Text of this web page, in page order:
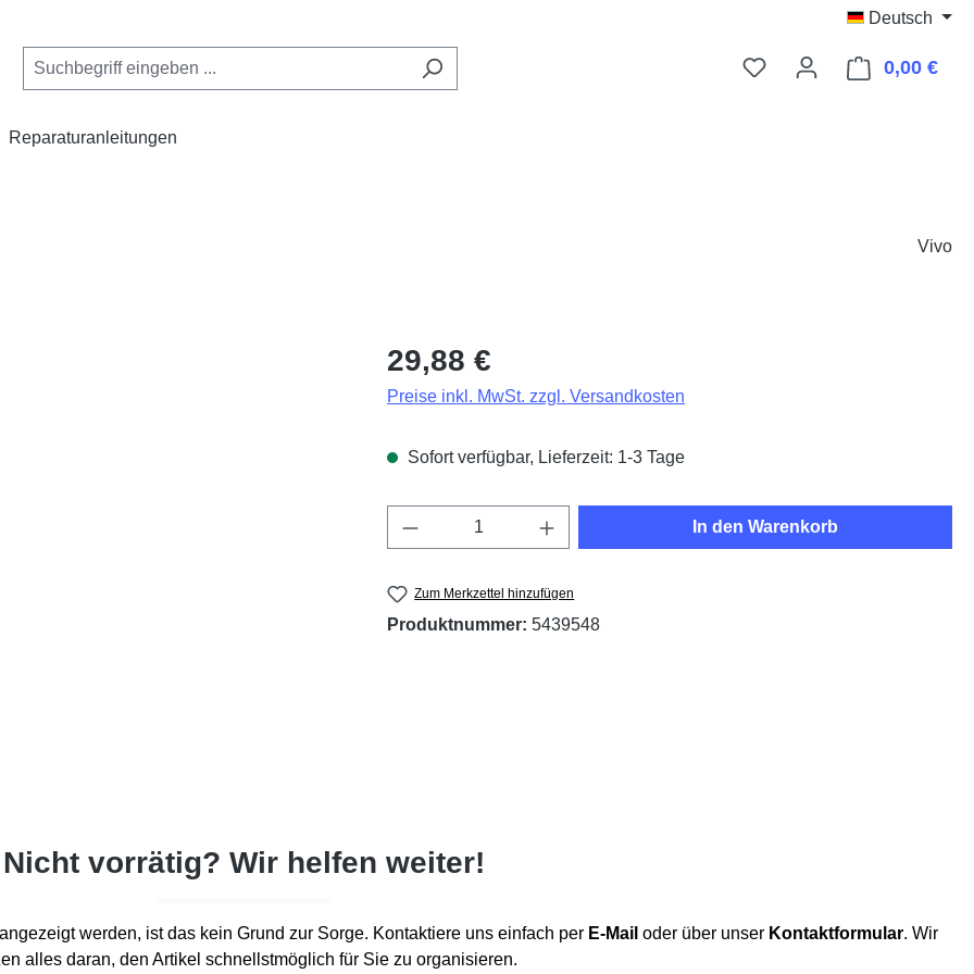
Deutsch
0,00 €
Reparaturanleitungen
Vivo
Regulärer Preis:
29,88 €
Preise inkl. MwSt. zzgl. Versandkosten
Sofort verfügbar, Lieferzeit: 1-3 Tage
Produkt Anzahl: Gib den gewünschten Wert ein
In den Warenkorb
Zum Merkzettel hinzufügen
Produktnummer: 5439548
Nicht vorrätig? Wir helfen weiter!
werden, ist das kein Grund zur Sorge. Kontaktiere uns einfach per E-Mail oder über unser Kontaktformular. Wir
alles daran, den Artikel schnellstmöglich für Sie zu organisieren.